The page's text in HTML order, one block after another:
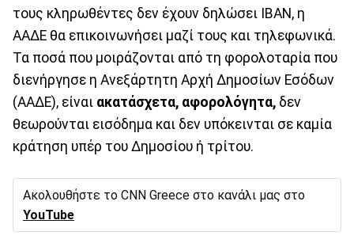
τους κληρωθέντες δεν έχουν δηλώσει ΙΒΑΝ, η
ΑΑΔΕ θα επικοινωνήσει μαζί τους και τηλεφωνικά.
Τα ποσά που μοιράζονται από τη φορολοταρία που
διενήργησε η Ανεξάρτητη Αρχή Δημοσίων Εσόδων
(ΑΑΔΕ), είναι ακατάσχετα, αφορολόγητα, δεν
θεωρούνται εισόδημα και δεν υπόκεινται σε καμία
κράτηση υπέρ του Δημοσίου ή τρίτου.
Ακολουθήστε το CNN Greece στο κανάλι μας στο
YouTube